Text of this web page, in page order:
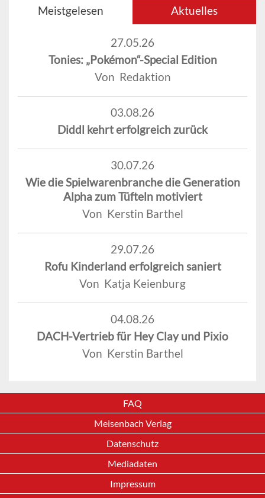
Meistgelesen Aktuelles
27.05.26
Tonies: „Pokémon“-Special Edition
Von Redaktion
03.08.26
Diddl kehrt erfolgreich zurück
30.07.26
Wie die Spielwarenbranche die Generation
Alpha zum Tüfteln motiviert
Von Kerstin Barthel
29.07.26
Rofu Kinderland erfolgreich saniert
Von Katja Keienburg
04.08.26
DACH-Vertrieb für Hey Clay und Pixio
Von Kerstin Barthel
FAQ
Meisenbach Verlag
Datenschutz
Mediadaten
Impressum